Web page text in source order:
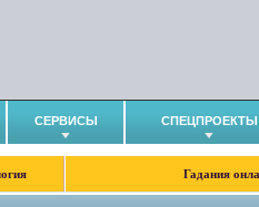
СЕРВИСЫ СПЕЦПРОЕКТЫ
Гадания